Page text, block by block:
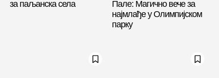
за паљанска села
Пале: Магично вече за
најмлађе у Олимпијском
парку